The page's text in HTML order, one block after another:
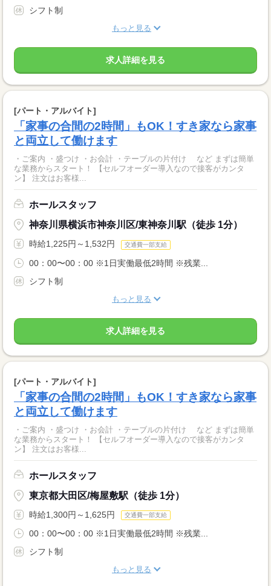
シフト制
もっと見る
求人詳細を見る
[パート・アルバイト]
「家事の合間の2時間」もOK！すき家なら家事
と両立して働けます
・ご案内 ・盛つけ ・お会計 ・テーブルの片付け など まずは簡単
な業務からスタート！ 【セルフオーダー導入なので接客がカンタ
ン】 注文はお客様...
ホールスタッフ
神奈川県横浜市神奈川区/東神奈川駅（徒歩 1分）
時給1,225円～1,532円 交通費一部支給
00：00〜00：00 ※1日実働最低2時間 ※残業...
シフト制
もっと見る
求人詳細を見る
[パート・アルバイト]
「家事の合間の2時間」もOK！すき家なら家事
と両立して働けます
・ご案内 ・盛つけ ・お会計 ・テーブルの片付け など まずは簡単
な業務からスタート！ 【セルフオーダー導入なので接客がカンタ
ン】 注文はお客様...
ホールスタッフ
東京都大田区/梅屋敷駅（徒歩 1分）
時給1,300円～1,625円 交通費一部支給
00：00〜00：00 ※1日実働最低2時間 ※残業...
シフト制
もっと見る